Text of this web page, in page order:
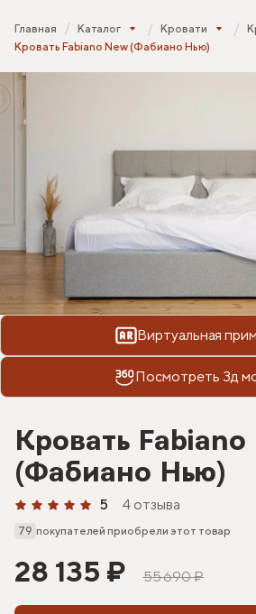
Главная Каталог Кровати
Кровать Fabiano New (Фабиано Нью)
Виртуальная
Посмотреть 3д
Кровать Fabiano
(Фабиано Нью)
5 4 отзыва
79 покупателей приобрели этот товар
28 135 ₽ 55 690 ₽